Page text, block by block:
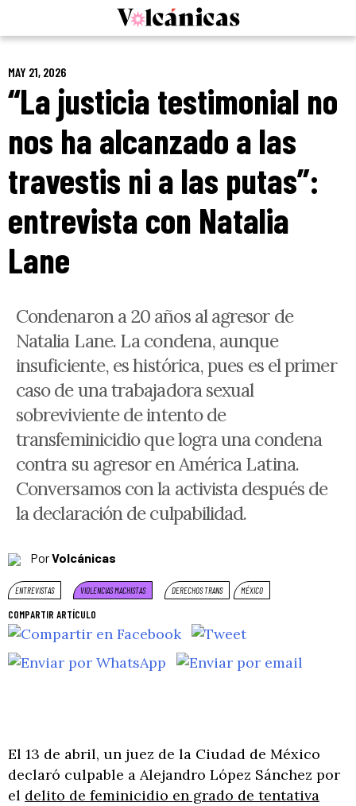
MAY 21, 2026
“La justicia testimonial no
nos ha alcanzado a las
travestis ni a las putas”:
entrevista con Natalia
Lane
Condenaron a 20 años al agresor de
Natalia Lane. La condena, aunque
insuficiente, es histórica, pues es el primer
caso de una trabajadora sexual
sobreviviente de intento de
transfeminicidio que logra una condena
contra su agresor en América Latina.
Conversamos con la activista después de
la declaración de culpabilidad.
PorVolcánicas
ENTREVISTAS VIOLENCIAS MACHISTAS DERECHOS TRANS MÉXICO
COMPARTIR ARTÍCULO
El 13 de abril, un juez de la Ciudad de México
declaró culpable a Alejandro López Sánchez por
el delito de feminicidio en grado de tentativa